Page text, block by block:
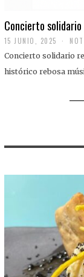
Concierto
15 JUNIO, 2025
Concierto solidario
histórico rebosa